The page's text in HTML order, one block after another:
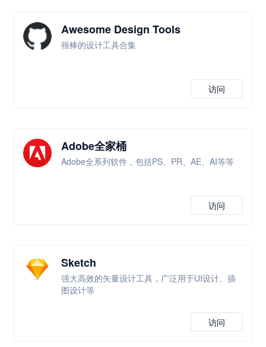
Awesome Design Tools
很棒的设计工具合集
访问
Adobe全家桶
Adobe全系列软件，包括PS、PR、AE、AI等等
访问
Sketch
强大高效的矢量设计工具，广泛用于UI设计、插
图设计等
访问